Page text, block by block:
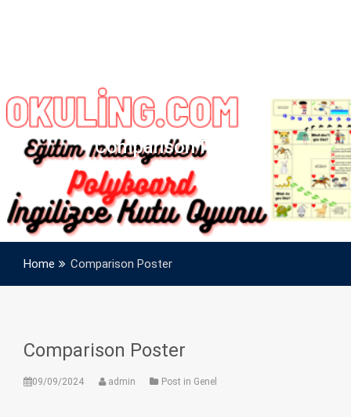
Comparison Poster
Home Comparison Poster
Comparison Poster
09/09/2024 admin Post in Genel